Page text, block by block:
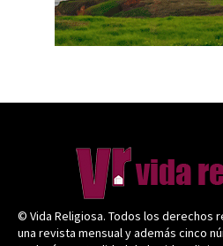
© Vida Religiosa. Todos los derechos
una revista mensual y además cinco